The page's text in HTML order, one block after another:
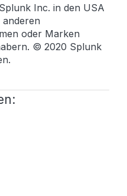
Inc. in den USA
oder Marken
© 2020 Splunk